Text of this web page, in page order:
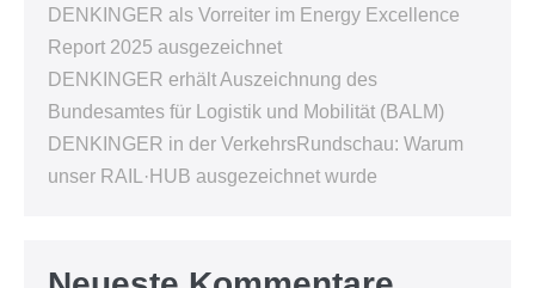
DENKINGER als Vorreiter im Energy Excellence
Report 2025 ausgezeichnet
DENKINGER erhält Auszeichnung des
Bundesamtes für Logistik und Mobilität (BALM)
DENKINGER in der VerkehrsRundschau: Warum
unser RAIL·HUB ausgezeichnet wurde